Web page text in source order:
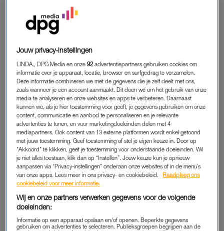
MOODBOARD MET AI
Ik begon met de kinderkamer. Op dat moment was het nog
een waskamer. Niet echt de zachte babykamer van je
vroeg: haal de oude meubels weg en zet dit babybedje tegen
de muur. Het bedje stuurde ik mee als link. Binnen een paar
seconden had ik een beeld van hoe het kon worden. Daarna
stuurde ik inspiratiebeelden mee en vroeg ik of AI de witte
muur kon veranderen naar behang dat ik op Pinterest had
gezien. Spiegel erbij. Ander kleurtje. Nog een versie.
Dat is meteende belangrijkste truc: vraag niet een keer om
‘maak mijn kamer mooi.’ Bouw het stap voor stap op. Eerst de
ruimte. Dan het meubel. Dan de sfeer. Dan de details. In een
halfuur had ik vier opties voor de kinderkamer gezien, zonder
ook maar een spijker in de muur te slaan. Zelfs voor de lelijke
hoek achter de wasmachine bedacht AI een oplossing met
boekenplankjes. Had ik zelf niet verzonnen.
Jouw privacy-instellingen
LINDA., DPG Media en onze92 advertentiepartners gebruiken cookies om
informatie over je apparaat, locatie, browser en surfgedrag te verzamelen.
Deze informatie combineren we met de gegevens die je zelf deelt met ons,
zoals wanneer je een account aanmaakt. Dit doen we om het gebruik van onze
media te analyseren en onze websites en apps te verbeteren. Daarnaast
kunnen we, als je hier toestemming voor geeft, je gegevens gebruiken om onze
content, communicatie en aanbod te personaliseren en je relevante
advertenties te tonen, en voor marketingdoeleinden delen met 4
mediapartners. Ook content van 13 externe platformen wordt enkel getoond
met jouw toestemming. Geef toestemming of stel je eigen keuze in. Door op
"Akkoord" te klikken, geef je toestemming voor onderstaande doeleinden. Wil
je niet alles toestaan, klik dan op “Instellen”. Jouw keuze kun je opnieuw
aanpassen via “Privacy-instellingen” onderaan onze websites of in de menu’s
van onze apps. Lees meer in ons privacy- en cookiebeleid.
Raadpleeg ons
cookiebeleid voor meer informatie.
Wij en onze partners verwerken gegevens voor de volgende
doeleinden:
Informatie op een apparaat opslaan en/of openen. Beperkte gegevens
gebruiken om advertenties te selecteren. Publieksgroepen begrijpen aan de